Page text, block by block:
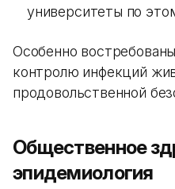
университеты по
Особенно
контролю инфекций
продовольственной
Общественное
эпидемиология